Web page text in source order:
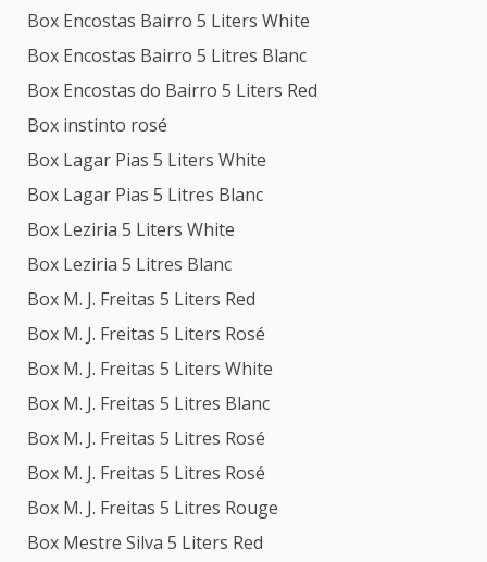
Box Encostas Bairro 5 Liters White
Box Encostas Bairro 5 Litres Blanc
Box Encostas do Bairro 5 Liters Red
Box instinto rosé
Box Lagar Pias 5 Liters White
Box Lagar Pias 5 Litres Blanc
Box Leziria 5 Liters White
Box Leziria 5 Litres Blanc
Box M. J. Freitas 5 Liters Red
Box M. J. Freitas 5 Liters Rosé
Box M. J. Freitas 5 Liters White
Box M. J. Freitas 5 Litres Blanc
Box M. J. Freitas 5 Litres Rosé
Box M. J. Freitas 5 Litres Rosé
Box M. J. Freitas 5 Litres Rouge
Box Mestre Silva 5 Liters Red